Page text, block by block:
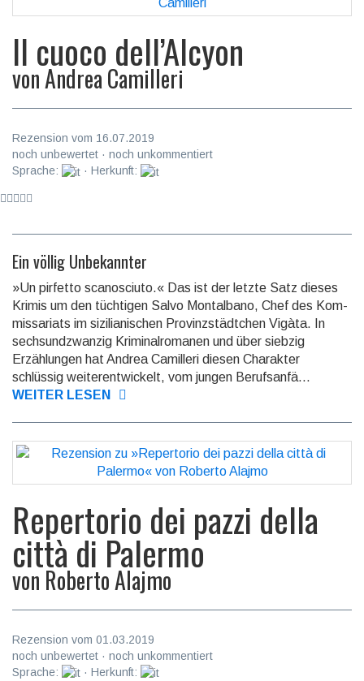
Il cuoco dell’Alcyon
vonAndrea Camilleri
Rezension vom 16.07.2019
noch unbewertet · noch unkommentiert
Sprache:
· Herkunft:
Ein völlig Unbekannter
»Un pirfetto scanosciuto.« Das ist der letzte Satz dieses
Krimis um den tüchtigen Salvo Montalbano, Chef des Kom­
missa­riats im siziliani­schen Provinz­städt­chen Vigàta. In
sechs­und­zwan­zig Kriminal­romanen und über siebzig
Erzählungen hat Andrea Camilleri diesen Charakter
schlüssig weiter­ent­wickelt, vom jungen Berufs­anfä...
WEITER LESEN
Repertorio dei pazzi della
città di Palermo
von Roberto Alajmo
Rezension vom 01.03.2019
noch unbewertet · noch unkommentiert
Sprache:
· Herkunft: